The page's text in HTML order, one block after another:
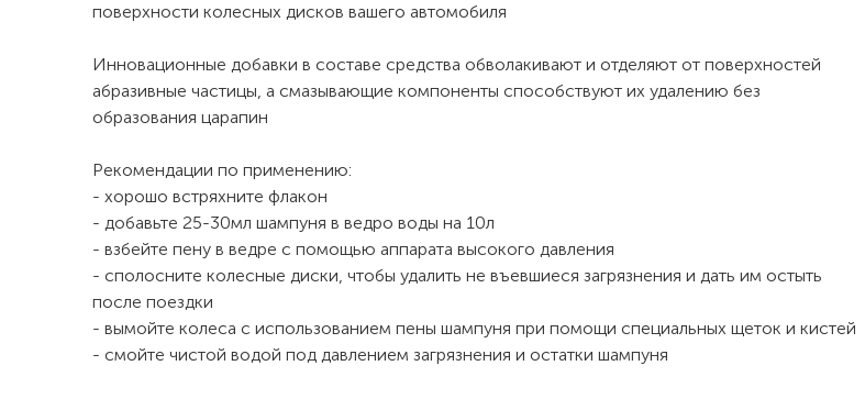
поверхности колесных дисков вашего автомобиля
Инновационные добавки в составе средства обволакивают и отделяют от поверхностей
абразивные частицы, а смазывающие компоненты способствуют их удалению без
образования царапин
Рекомендации по применению:
- хорошо встряхните флакон
- добавьте 25-30мл шампуня в ведро воды на 10л
- взбейте пену в ведре с помощью аппарата высокого давления
- сполосните колесные диски, чтобы удалить не въевшиеся загрязнения и дать им остыть
после поездки
- вымойте колеса с использованием пены шампуня при помощи специальных щеток и кистей
- смойте чистой водой под давлением загрязнения и остатки шампуня